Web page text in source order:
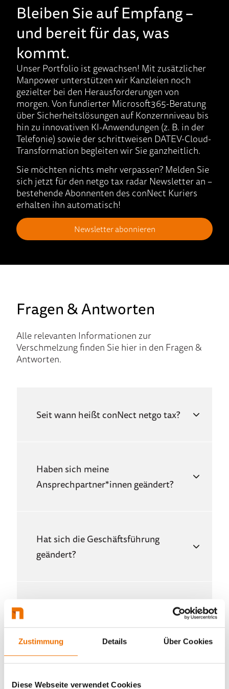
Zustimmung Details Über Cookies
Diese Webseite verwendet Cookies
Bleiben Sie auf Empfang –
und bereit für das, was
kommt.
Unser Portfolio ist gewachsen! Mit zusätzlicher
Manpower unterstützen wir Kanzleien noch
gezielter bei den Herausforderungen von
morgen. Von fundierter Microsoft365-Beratung
über Sicherheitslösungen auf Konzernniveau bis
hin zu innovativen KI-Anwendungen (z. B. in der
Telefonie) sowie der schrittweisen DATEV-Cloud-
Transformation begleiten wir Sie ganzheitlich.
Sie möchten nichts mehr verpassen? Melden Sie
sich jetzt für den netgo tax radar Newsletter an –
bestehende Abonnenten des conNect Kuriers
erhalten ihn automatisch!
Newsletter abonnieren
Fragen & Antworten
Alle relevanten Informationen zur
Verschmelzung finden Sie hier in den Fragen &
Antworten.
Seit wann heißt conNect netgo tax?
Haben sich meine
Ansprechpartner*innen geändert?
Hat sich die Geschäftsführung
geändert?
Gehen meine laufenden Verträge auf
die jeweilige Gesellschaft über?
Ändert sich durch die Umfirmierung